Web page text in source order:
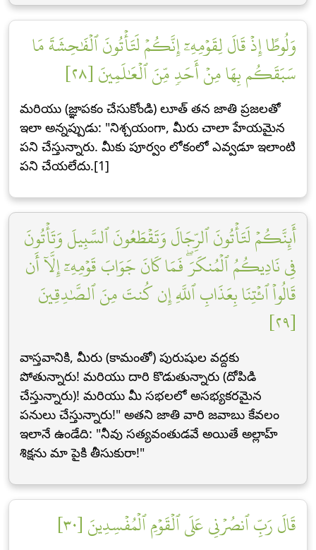
وَلُوطًا إِذۡ قَالَ لِقَوۡمِهِۦٓ إِنَّكُمۡ لَتَأۡتُونَ ٱلۡفَٰحِشَةَ مَا
سَبَقَكُم بِهَا مِنۡ أَحَدٖ مِّنَ ٱلۡعَٰلَمِينَ [٢٨]
మరియు (జ్ఞాపకం చేసుకోండి) లూత్ తన జాతి ప్రజలతో
ఇలా అన్నప్పుడు: "నిశ్చయంగా, మీరు చాలా హేయమైన
పని చేస్తున్నారు. మీకు పూర్వం లోకంలో ఎవ్వడూ ఇలాంటి
పని చేయలేదు.[1]
أَئِنَّكُمۡ لَتَأۡتُونَ ٱلرِّجَالَ وَتَقۡطَعُونَ ٱلسَّبِيلَ وَتَأۡتُونَ
فِي نَادِيكُمُ ٱلۡمُنكَرَۖ فَمَا كَانَ جَوَابَ قَوۡمِهِۦٓ إِلَّآ أَن
قَالُواْ ٱئۡتِنَا بِعَذَابِ ٱللَّهِ إِن كُنتَ مِنَ ٱلصَّٰدِقِينَ
[٢٩]
వాస్తవానికి, మీరు (కామంతో) పురుషుల వద్దకు
పోతున్నారు! మరియు దారి కొడుతున్నారు (దోపిడి
చేస్తున్నారు)! మరియు మీ సభలలో అసభ్యకరమైన
పనులు చేస్తున్నారు!" అతని జాతి వారి జవాబు కేవలం
ఇలానే ఉండేది: "నీవు సత్యవంతుడవే అయితే అల్లాహ్
శిక్షను మా పైకి తీసుకురా!"
قَالَ رَبِّ ٱنصُرۡنِي عَلَى ٱلۡقَوۡمِ ٱلۡمُفۡسِدِينَ [٣٠]